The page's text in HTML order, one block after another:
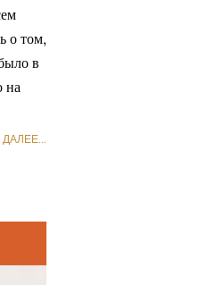
о том,
в
на
ДАЛЕЕ...